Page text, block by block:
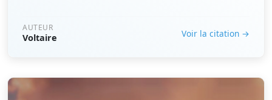
AUTEUR
Voltaire Voir la citation →